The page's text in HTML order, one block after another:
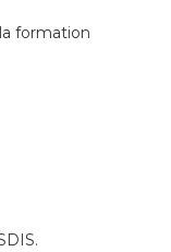
formation